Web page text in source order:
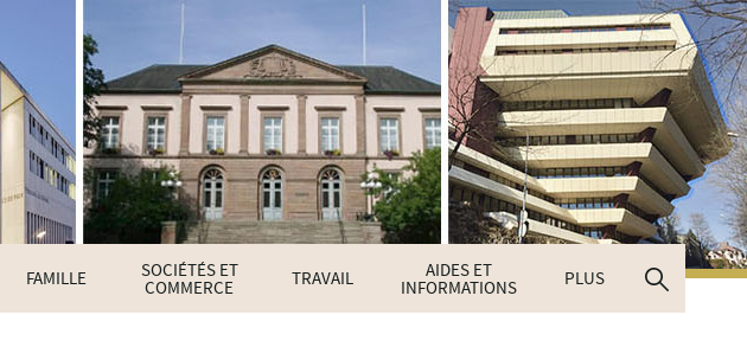
FAMILLE SOCIÉTÉS ET
COMMERCE TRAVAIL AIDES ET
INFORMATIONS PLUS